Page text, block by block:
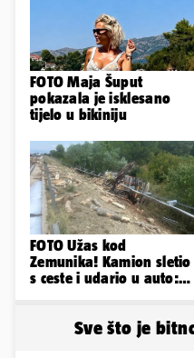
FOTO Maja Šuput
pokazala je isklesano
tijelo u bikiniju
FOTO Užas kod
Zemunika! Kamion sletio
s ceste i udario u auto:
Sve što je